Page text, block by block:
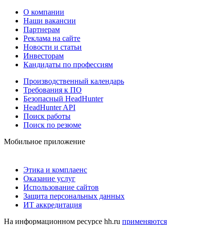
О компании
Наши вакансии
Партнерам
Реклама на сайте
Новости и статьи
Инвесторам
Кандидаты по профессиям
Производственный календарь
Требования к ПО
Безопасный HeadHunter
HeadHunter API
Поиск работы
Поиск по резюме
Мобильное приложение
Этика и комплаенс
Оказание услуг
Использование сайтов
Защита персональных данных
ИТ аккредитация
На информационном ресурсе hh.ru применяются